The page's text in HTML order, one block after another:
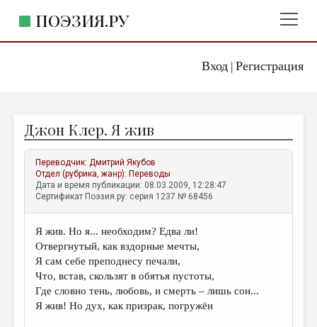
Вход| Регистрация
ПОЭЗИЯ.РУ
ЖАНРЫ
АВТОРЫ
КОММЕНТАРИИ
ЛИТСАЛОН
НОВОСТИ
ПРАВИЛА САЙТА
ОТДЕЛЫ И РУБРИКИ
ИЗБРАННОЕ
Джон Клер. Я жив
Переводчик:Дмитрий Якубов
Отдел (рубрика, жанр): Переводы
Дата и время публикации: 08.03.2009, 12:28:47
Сертификат Поэзия.ру: серия 1237 № 68456
Я жив. Но я... необходим? Едва ли!
Отвергнутый, как вздорные мечты,
Я сам себе преподнесу печали,
Что, встав, скользят в обятья пустоты,
Где словно тень, любовь, и смерть – лишь сон...
Я жив! Но дух, как призрак, погружён